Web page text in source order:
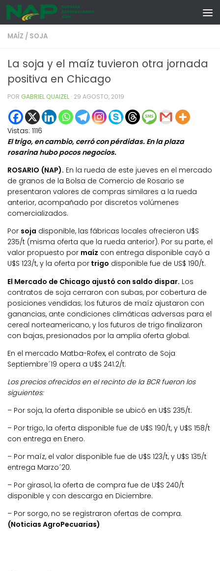
Skip to content
MAÍZ / SOJA
La soja y el maíz tuvieron otra jornada
positiva en Chicago
POR GABRIEL QUAIZEL · 29 AGOSTO, 2019
Vistas: 1116
El trigo, en cambio, cerró con pérdidas. En la plaza
rosarina hubo pocos negocios.
ROSARIO (NAP). En la rueda de este jueves en el mercado
de granos de la Bolsa de Comercio de Rosario se
presentaron valores de compras similares a la rueda
anterior, acompañado por discretos volúmenes
comercializados.
Por soja disponible, las fábricas locales ofrecieron U$S
235/t (misma oferta que la rueda anterior). Por su parte, el
valor propuesto por maíz con entrega disponible cayó a
U$S 123/t, y la oferta por trigo disponible fue de US$ 190/t.
El Mercado de Chicago ajustó con saldo dispar. Los
contratos de soja cerraron con subas, por cobertura de
posiciones vendidas; los futuros de maíz ajustaron con
ganancias, ante condiciones climáticas adversas para el
cereal norteamericano, y los futuros de trigo finalizaron
con bajas, presionados por la amplia oferta global.
En el mercado Matba-Rofex, el contrato de Soja
Septiembre´19 opera a U$S 241.2/t.
Los precios ofrecidos en el recinto de la BCR fueron los
siguientes:
– Por soja, la oferta disponible se ubicó en U$S 235/t.
– Por trigo, la oferta disponible fue de U$S 190/t, y U$S 158/t
con entrega en Enero.
– Por maíz, el valor disponible fue de U$S 123/t, y U$S 135/t
entrega Marzo´20.
– Por girasol, la oferta de compra fue de U$S 240/t
disponible y con descarga en Diciembre.
– Por sorgo, no se registraron ofertas de compra.
(Noticias AgroPecuarias)